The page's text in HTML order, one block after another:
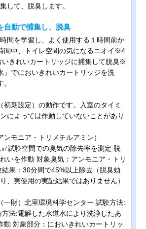
して、脱臭します。
自動で捕集し、脱臭
間を学習し、よく使用する１時間前か
間中、トイレ空間の気になるニオイ※4
いきれいカートリッジに捕集して脱臭※
」でにおいきれいカートリッジを洗
期設定）の動作です。入室のタイミ
によっては作動していないことがあり
モニア・トリメチルアミン）
試験空間での臭気の除去率を測定 脱
いを作動 対象臭気：アンモニア・トリ
結果：30分間で45%以上除去（脱臭効
、実使用の実証結果ではありません）
財）北里環境科学センター 試験方法:
法:電解した水道水により洗浄したあ
動 対象部分：においきれいカートリッ